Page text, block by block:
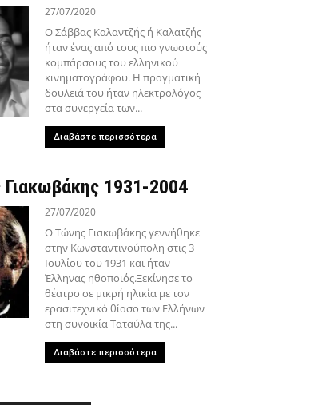
27/07/2020
Ο Σάββας Καλαντζής ή Καλατζής
ήταν ένας από τους πιο γνωστούς
κομπάρσους του ελληνικού
κινηματογράφου. Η πραγματική
δουλειά του ήταν ηλεκτρολόγος
στα συνεργεία των...
Διαβάστε περισσότερα
1931-2004
27/07/2020
Ο Τώνης Γιακωβάκης γεννήθηκε
στην Κωνσταντινούπολη στις 3
Ιουλίου του 1931 και ήταν
Έλληνας ηθοποιός.Ξεκίνησε το
θέατρο σε μικρή ηλικία με τον
ερασιτεχνικό θίασο των Ελλήνων
στη συνοικία Ταταύλα της...
Διαβάστε περισσότερα